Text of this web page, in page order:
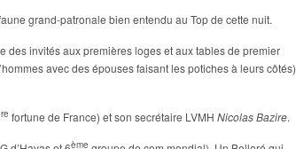
grand-patronale bien entendu au Top de cette nuit.
des invités aux premières loges et aux tables de premier
avec des épouses faisant les potiches à leurs côtés)
fortune de France) et son secrétaire LVMH Nicolas Bazire.
ème